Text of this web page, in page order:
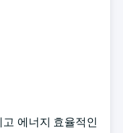
에너지 효율적인